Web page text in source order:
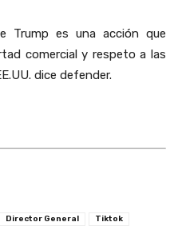
Trump es una acción que
comercial y respeto a las
dice defender.
Director General Tiktok